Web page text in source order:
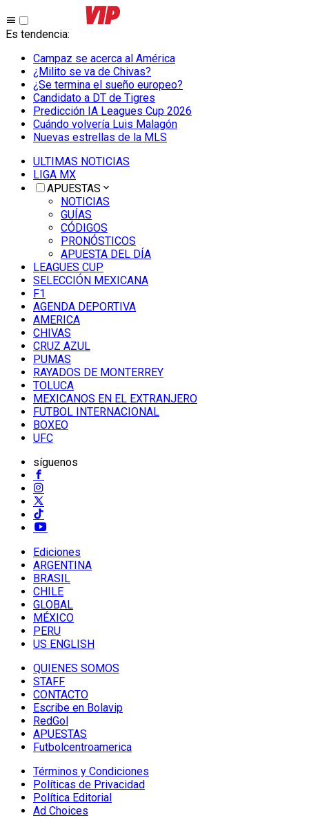
Es tendencia:
Campaz se acerca al América
¿Milito se va de Chivas?
¿Se termina el sueño europeo?
Candidato a DT de Tigres
Predicción IA Leagues Cup 2026
Cuándo volvería Luis Malagón
Nuevas estrellas de la MLS
ULTIMAS NOTICIAS
LIGA MX
APUESTAS
NOTICIAS
GUÍAS
CÓDIGOS
PRONÓSTICOS
APUESTA DEL DÍA
LEAGUES CUP
SELECCIÓN MEXICANA
F1
AGENDA DEPORTIVA
AMERICA
CHIVAS
CRUZ AZUL
PUMAS
RAYADOS DE MONTERREY
TOLUCA
MEXICANOS EN EL EXTRANJERO
FUTBOL INTERNACIONAL
BOXEO
UFC
síguenos
Ediciones
ARGENTINA
BRASIL
CHILE
GLOBAL
MÉXICO
PERU
US ENGLISH
QUIENES SOMOS
STAFF
CONTACTO
Escribe en Bolavip
RedGol
APUESTAS
Futbolcentroamerica
Términos y Condiciones
Políticas de Privacidad
Política Editorial
Ad Choices